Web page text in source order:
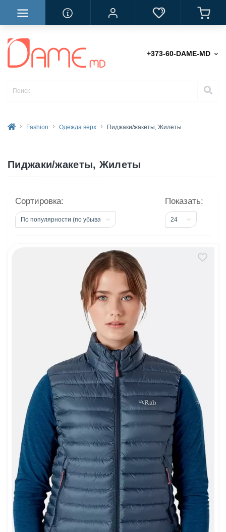
+373-60-DAME-MD
Fashion Одежда верх Пиджаки/жакеты, Жилеты
Пиджаки/жакеты, Жилеты
Сортировка: Показать: